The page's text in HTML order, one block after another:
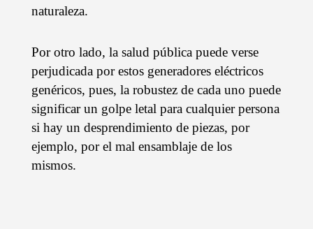
naturaleza.
Por otro lado, la salud pública puede verse
perjudicada por estos generadores eléctricos
genéricos, pues, la robustez de cada uno puede
significar un golpe letal para cualquier persona
si hay un desprendimiento de piezas, por
ejemplo, por el mal ensamblaje de los
mismos.